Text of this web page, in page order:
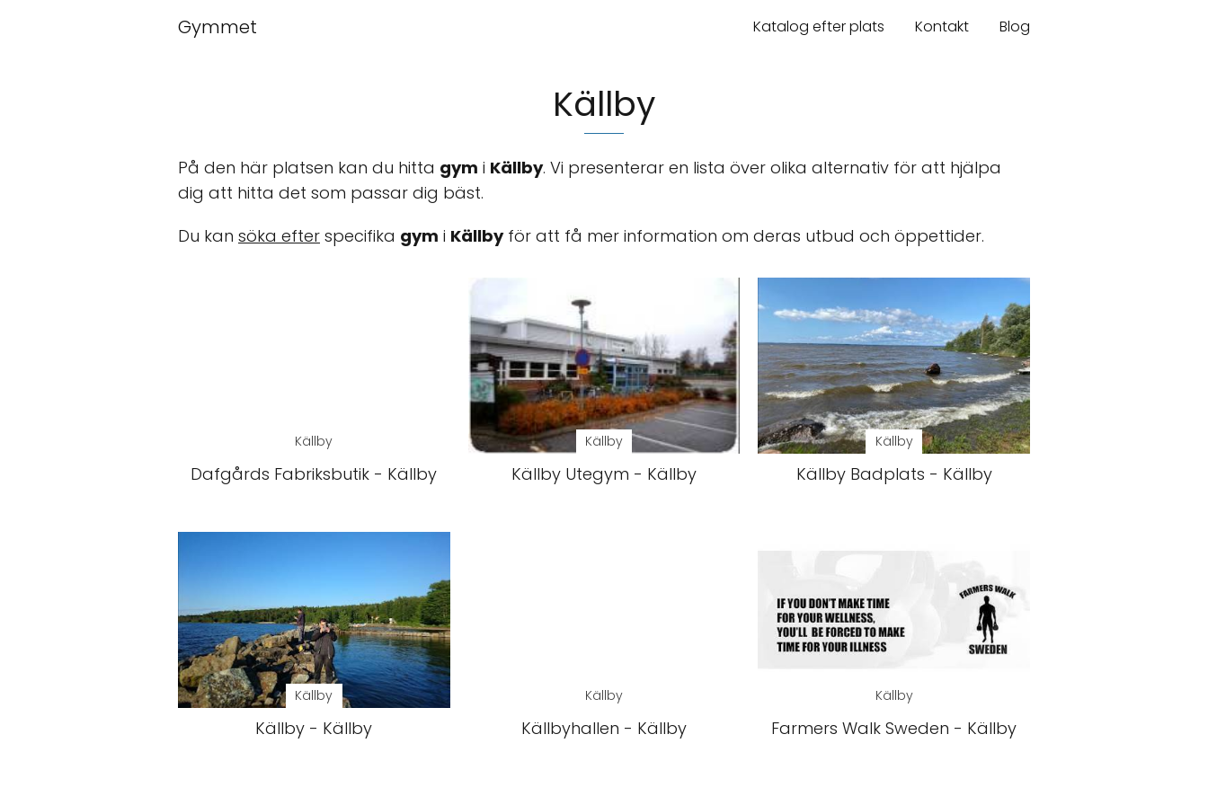
Gymmet Katalog efter plats Kontakt Blog
Källby
På den här platsen kan du hitta gym i Källby. Vi presenterar en lista över olika alternativ för att hjälpa
dig att hitta det som passar dig bäst.
Du kan söka efter specifika gym i Källbyför att få mer information om deras utbud och öppettider.
Källby
Dafgårds Fabriksbutik - Källby
Källby
Källby Utegym - Källby
Källby
Källby Badplats - Källby
Källby
Källby - Källby
Källby
Källbyhallen - Källby
Källby
Farmers Walk Sweden - Källby